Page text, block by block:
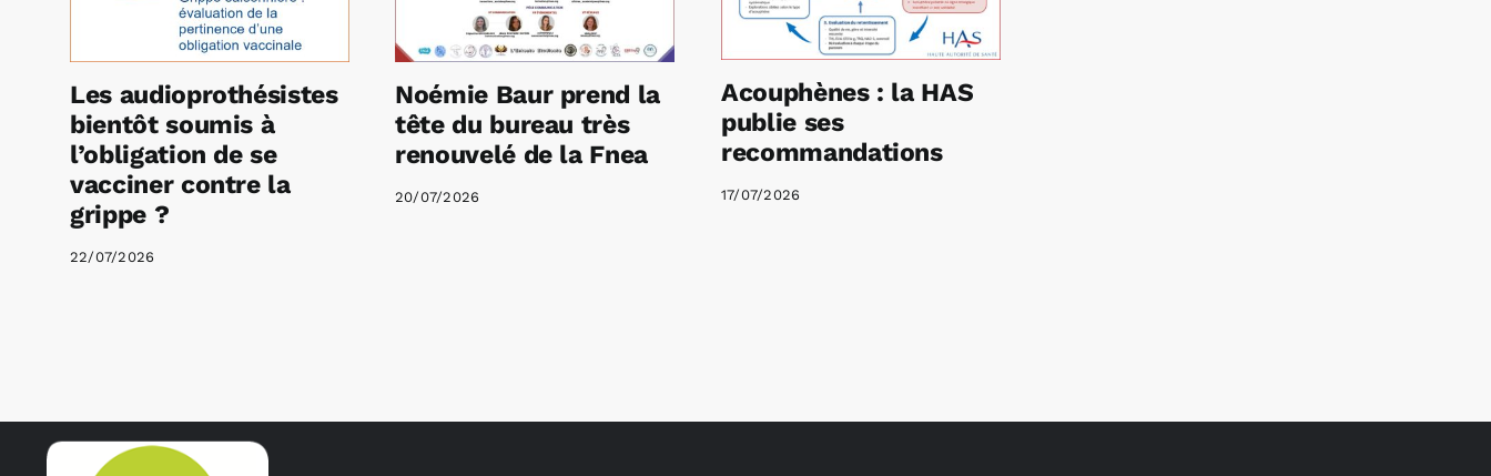
Les audioprothésistes
bientôt soumis à
l’obligation de se
vacciner contre la
grippe ?
22/07/2026
Noémie Baur prend la
tête du bureau très
renouvelé de la Fnea
20/07/2026
Acouphènes : la HAS
publie ses
recommandations
17/07/2026